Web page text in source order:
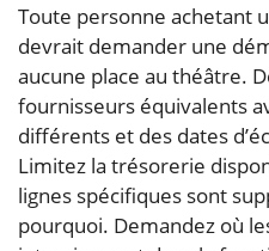
Toute personne achetant
devrait demander une
aucune place au théâtre.
fournisseurs équivalents
différents et des dates
Limitez la trésorerie
lignes spécifiques sont
pourquoi. Demandez où